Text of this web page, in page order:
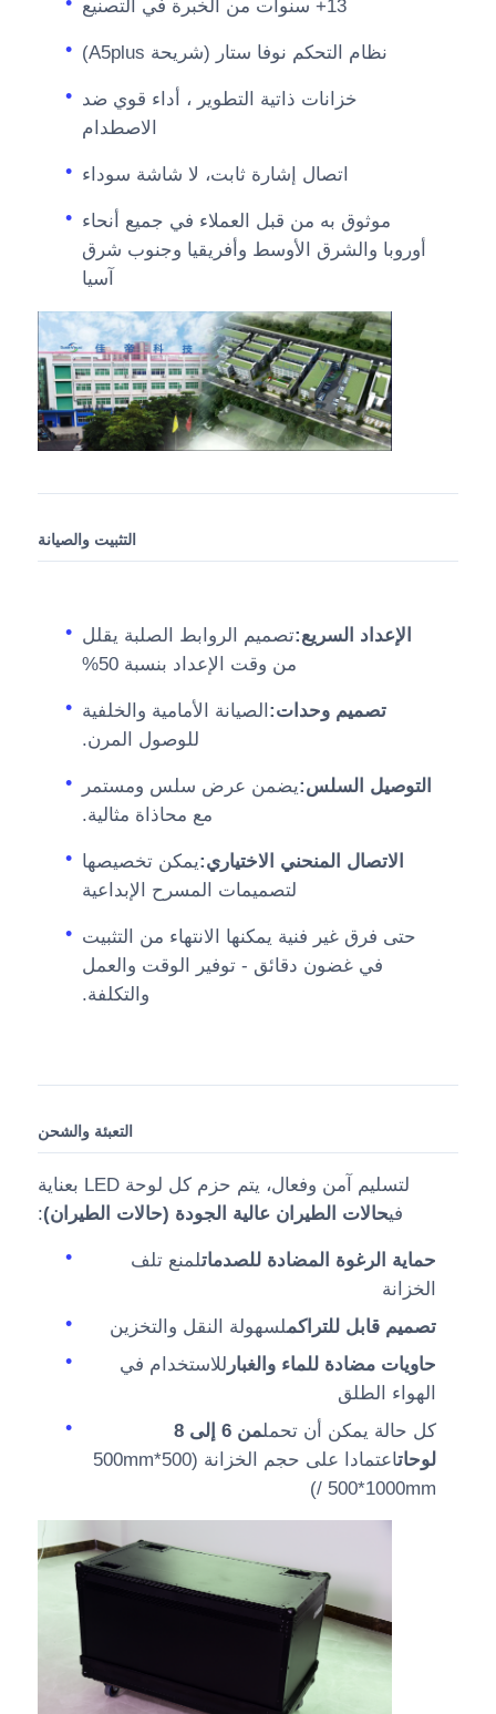
13+ سنوات من الخبرة في التصنيع
نظام التحكم نوفا ستار (شريحة A5plus)
خزانات ذاتية التطوير ، أداء قوي ضد
الاصطدام
اتصال إشارة ثابت، لا شاشة سوداء
موثوق به من قبل العملاء في جميع أنحاء
أوروبا والشرق الأوسط وأفريقيا وجنوب شرق
آسيا
التثبيت والصيانة
الإعداد السريع:تصميم الروابط الصلبة يقلل
من وقت الإعداد بنسبة 50%
تصميم وحدات: الصيانة الأمامية والخلفية
للوصول المرن.
التوصيل السلس:يضمن عرض سلس ومستمر
مع محاذاة مثالية.
الاتصال المنحني الاختياري:يمكن تخصيصها
لتصميمات المسرح الإبداعية
حتى فرق غير فنية يمكنها الانتهاء من التثبيت
في غضون دقائق - توفير الوقت والعمل
والتكلفة.
التعبئة والشحن
لتسليم آمن وفعال، يتم حزم كل لوحة LED بعناية
فيحالات الطيران عالية الجودة (حالات الطيران):
حماية الرغوة المضادة للصدماتلمنع تلف
الخزانة
تصميم قابل للتراكملسهولة النقل والتخزين
حاويات مضادة للماء والغبار للاستخدام في
الهواء الطلق
كل حالة يمكن أن تحمل
من 6 إلى 8
لوحات
اعتمادا على حجم الخزانة (500*500mm
/ 500*1000mm)